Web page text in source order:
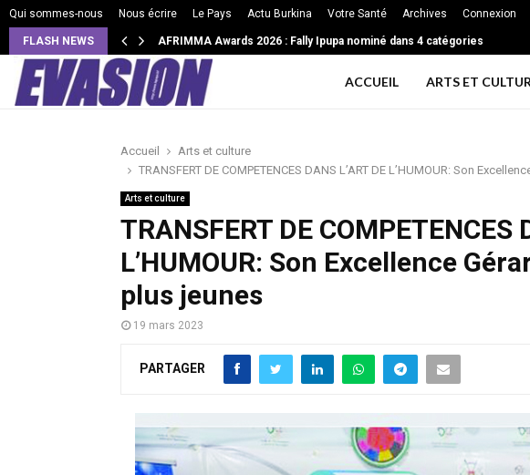
Qui sommes-nous Nous écrire Le Pays Actu Burkina Votre Santé Archives Connexion
FLASH NEWS AFRIMMA Awards 2026 : Fally Ipupa nominé dans 4 catégories
ACCUEIL ARTS ET
Accueil
Arts et culture
TRANSFERT DE COMPETENCES DANS L’ART DE L’HUMOUR: Son
Arts et culture
TRANSFERT DE COMPETENCES
L’HUMOUR: Son Excellence
plus jeunes
19 mars 2023
PARTAGER